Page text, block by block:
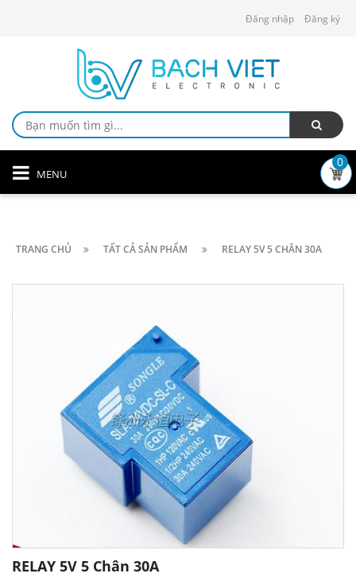
Đăng nhập Đăng ký
MENU
0
TRANG CHỦ TẤT CẢ SẢN PHẨM RELAY 5V 5 CHÂN 30A
RELAY 5V 5 Chân 30A